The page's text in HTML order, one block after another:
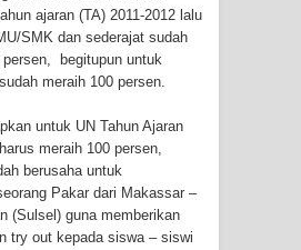
ajaran (TA) 2011-2012 lalu
SMK dan sederajat sudah
persen, begitupun untuk
meraih 100 persen.
untuk UN Tahun Ajaran
meraih 100 persen,
berusaha untuk
Pakar dari Makassar –
(Sulsel) guna memberikan
try out kepada siswa – siswi